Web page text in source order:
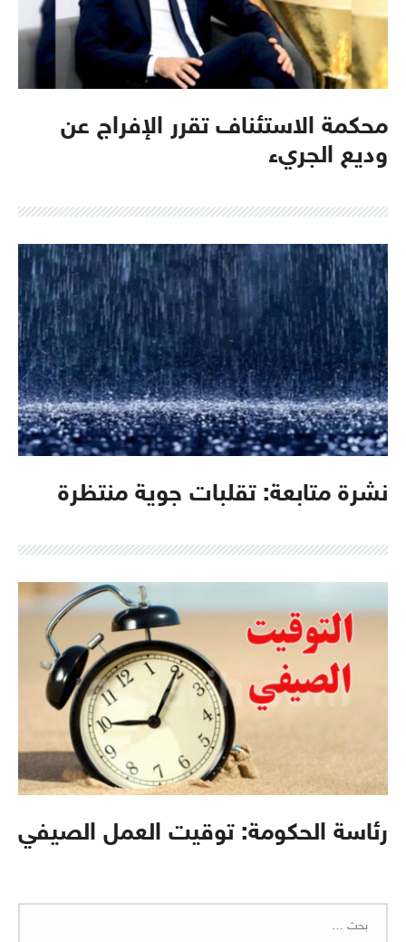
محكمة الاستئناف تقرر الإفراج عن
وديع الجريء
نشرة متابعة: تقلبات جوية منتظرة
رئاسة الحكومة: توقيت العمل الصيفي